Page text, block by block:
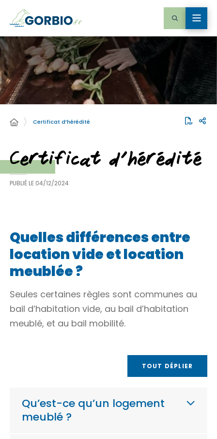
Certificat d’hérédité
Certificat d’hérédité
PUBLIÉ LE 04/12/2024
Quelles différences entre
location vide et location
meublée ?
Seules certaines règles sont communes au
bail d’habitation vide, au bail d’habitation
meublé, et au bail mobilité.
TOUT DÉPLIER
Qu’est-ce qu’un logement
meublé ?